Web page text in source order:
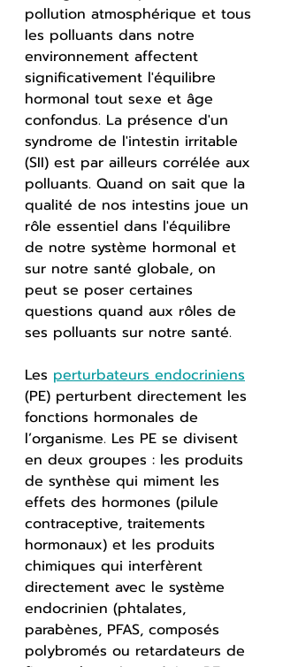
pollution atmosphérique et tous
les polluants dans notre
environnement affectent
significativement l'équilibre
hormonal tout sexe et âge
confondus. La présence d'un
syndrome de l'intestin irritable
(SII) est par ailleurs corrélée aux
polluants. Quand on sait que la
qualité de nos intestins joue un
rôle essentiel dans l'équilibre
de notre système hormonal et
sur notre santé globale, on
peut se poser certaines
questions quand aux rôles de
ses polluants sur notre santé.
Les perturbateurs endocriniens
(PE) perturbent directement les
fonctions hormonales de
l’organisme. Les PE se divisent
en deux groupes : les produits
de synthèse qui miment les
effets des hormones (pilule
contraceptive, traitements
hormonaux) et les produits
chimiques qui interfèrent
directement avec le système
endocrinien (phtalates,
parabènes, PFAS, composés
polybromés ou retardateurs de